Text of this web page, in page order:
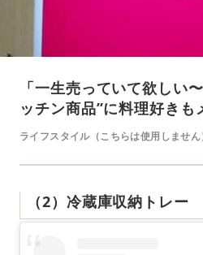
「一生売っていて欲しい
ッチン商品”に料理好きも
ライフスタイル（こちらは使用しません
（2）冷蔵庫収納トレー